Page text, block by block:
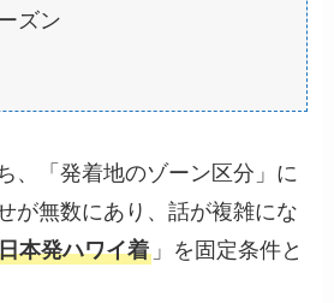
ズン
、「発着地のゾーン区分」に
が無数にあり、話が複雑にな
本発ハワイ着 」を固定条件と